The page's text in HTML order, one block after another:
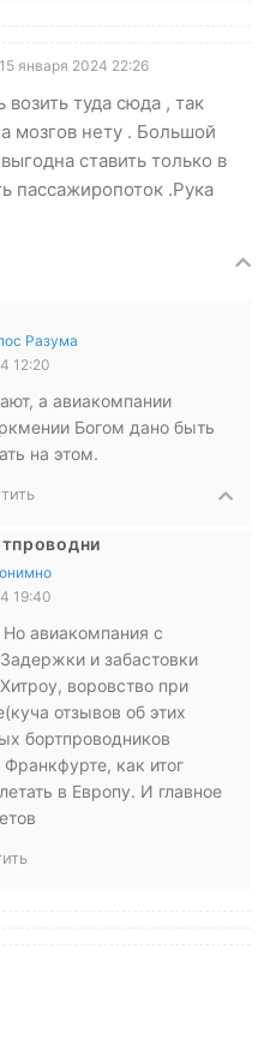
15 января 2024 22:26
туда сюда , так
мозгов нету . Большой
ставить только в
пассажиропоток .Рука
Разума
12:20
а авиакомпании
Богом дано быть
на этом.
19:40
авиакомпания с
и забастовки
воровство при
отзывов об этих
бортпроводников
как итог
в Европу. И главное